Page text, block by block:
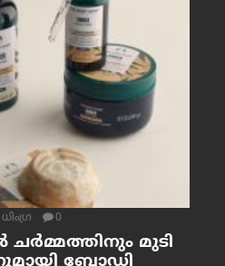
0
മുടി
ബോഡി